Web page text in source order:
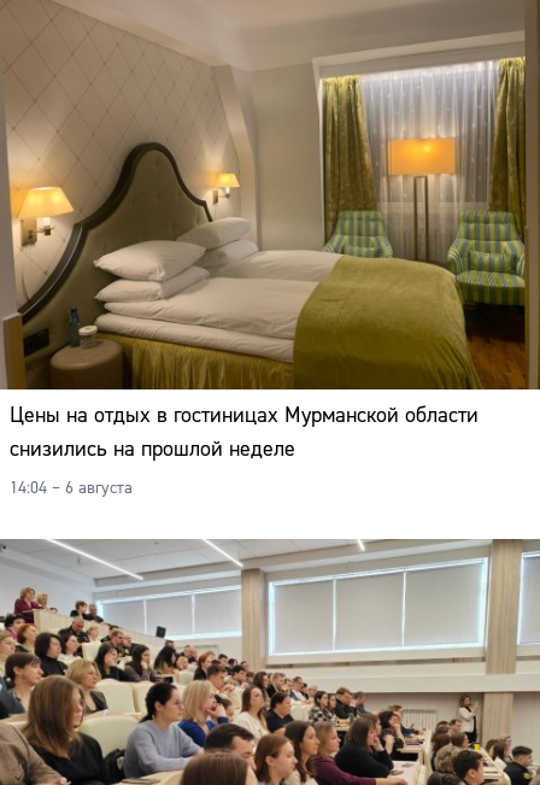
Цены на отдых в гостиницах Мурманской области
снизились на прошлой неделе
14:04 – 6 августа
Сайт: